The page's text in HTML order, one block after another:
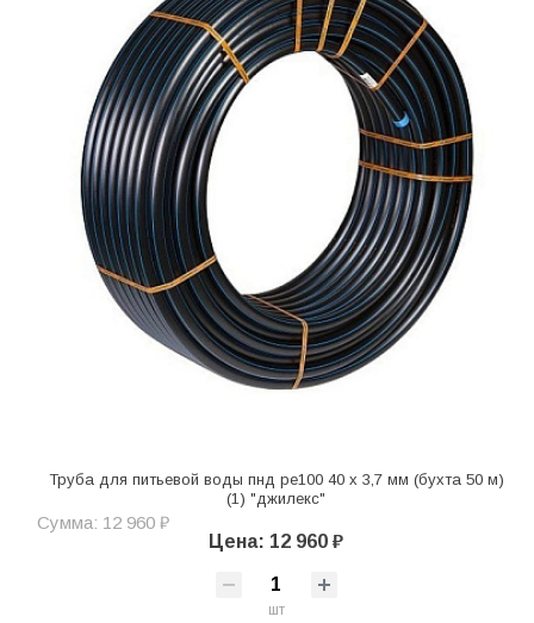
Труба для питьевой воды пнд pe100 40 х 3,7 мм (бухта 50 м)
(1) "джилекс"
Сумма: 12 960 ₽
Цена: 12 960 ₽
шт